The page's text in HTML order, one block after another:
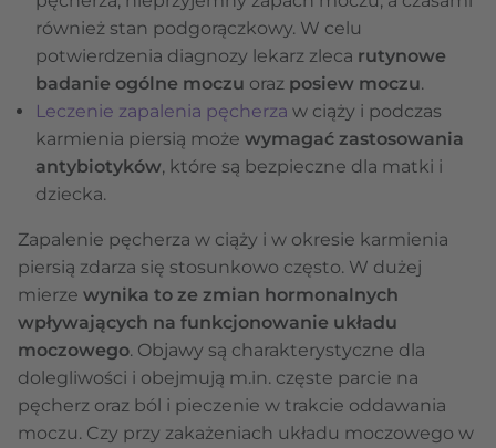
również stan podgorączkowy. W celu
potwierdzenia diagnozy lekarz zleca rutynowe
badanie ogólne moczu oraz posiew moczu.
Leczenie zapalenia pęcherza w ciąży i podczas
karmienia piersią może wymagać zastosowania
antybiotyków, które są bezpieczne dla matki i
dziecka.
Zapalenie pęcherza w ciąży i w okresie karmienia
piersią zdarza się stosunkowo często. W dużej
mierze wynika to ze zmian hormonalnych
wpływających na funkcjonowanie układu
moczowego. Objawy są charakterystyczne dla
dolegliwości i obejmują m.in. częste parcie na
pęcherz oraz ból i pieczenie w trakcie oddawania
moczu. Czy przy zakażeniach układu moczowego w